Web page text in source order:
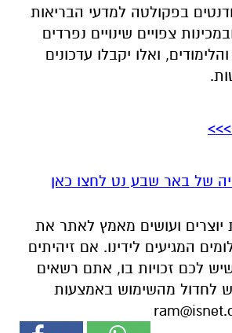
בפקולטה למדעי הבריאות
צפויים שינויים נפרדים
ואלו יקבלו עדכונים
של באר שבע נט לחצו כאן
יוצרים ועושים מאמץ לאתר את
המגיעים לידינו. אם זיהיתים
שיש לכם זכויות בו, אתם רשאים
לחדול מהשימוש באמצעות